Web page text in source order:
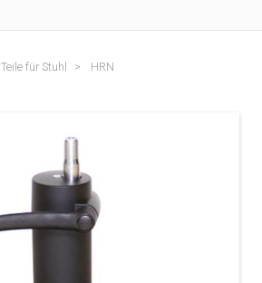
Teile für Stuhl HRN